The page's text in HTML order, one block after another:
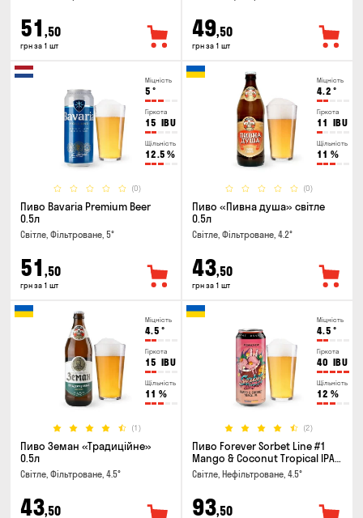
51 ,50
грн за 1 шт
49,50
грн за 1 шт
Міцність
5 °
Гіркота
15 IBU
Щільність
12.5 %
(0)
Пиво Bavaria Premium Beer
0.5л
Світле, Фільтроване, 5°
51 ,50
грн за 1 шт
Міцність
4.2 °
Гіркота
11 IBU
Щільність
11 %
(0)
Пиво «Пивна душа» світле
0.5л
Світле, Фільтроване, 4.2°
43,50
грн за 1 шт
Міцність
4.5 °
Гіркота
15 IBU
Щільність
11 %
(1)
Пиво Земан «Традиційне»
0.5л
Світле, Фільтроване, 4.5°
43,50
Міцність
4.5 °
Гіркота
40 IBU
Щільність
12 %
(2)
Пиво Forever Sorbet Line #1
Mango & Coconut Tropical IPA
0.5л
Світле, Нефільтроване, 4.5°
93,50